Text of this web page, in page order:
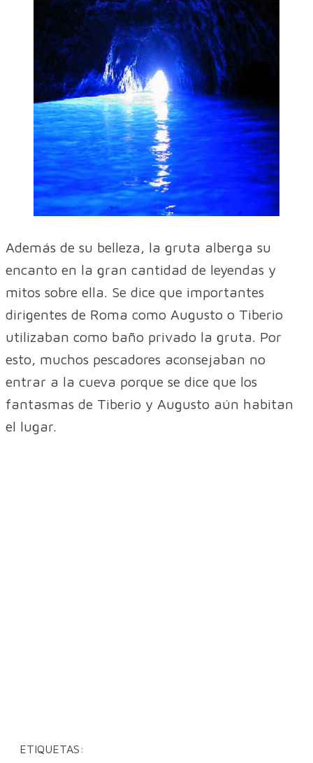
Además de su belleza, la gruta alberga su
encanto en la gran cantidad de leyendas y
mitos sobre ella. Se dice que importantes
dirigentes de Roma como Augusto o Tiberio
utilizaban como baño privado la gruta. Por
esto, muchos pescadores aconsejaban no
entrar a la cueva porque se dice que los
fantasmas de Tiberio y Augusto aún habitan
el lugar.
ETIQUETAS: